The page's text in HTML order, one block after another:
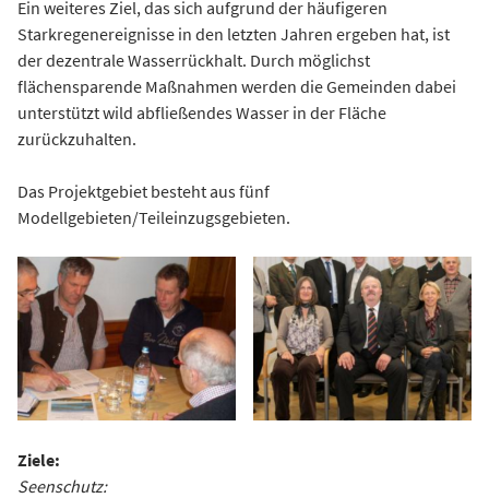
Ein weiteres Ziel, das sich aufgrund der häufigeren
Starkregenereignisse in den letzten Jahren ergeben hat, ist
der dezentrale Wasserrückhalt. Durch möglichst
flächensparende Maßnahmen werden die Gemeinden dabei
unterstützt wild abfließendes Wasser in der Fläche
zurückzuhalten.
Das Projektgebiet besteht aus fünf
Modellgebieten/Teileinzugsgebieten.
Ziele:
Seenschutz: